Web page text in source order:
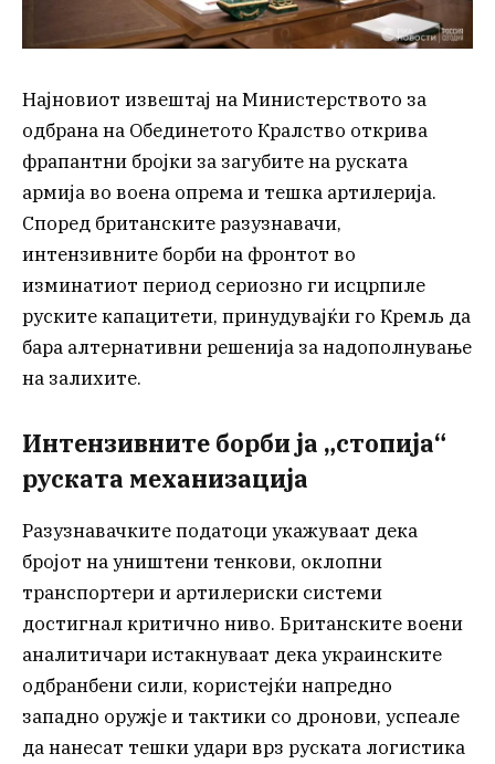
Најновиот извештај на Министерството за
одбрана на Обединетото Кралство открива
фрапантни бројки за загубите на руската
армија во воена опрема и тешка артилерија.
Според британските разузнавачи,
интензивните борби на фронтот во
изминатиот период сериозно ги исцрпиле
руските капацитети, принудувајќи го Кремљ да
бара алтернативни решенија за надополнување
на залихите.
Интензивните борби ја „стопија“
руската механизација
Разузнавачките податоци укажуваат дека
бројот на уништени тенкови, оклопни
транспортери и артилериски системи
достигнал критично ниво. Британските воени
аналитичари истакнуваат дека украинските
одбранбени сили, користејќи напредно
западно оружје и тактики со дронови, успеале
да нанесат тешки удари врз руската логистика